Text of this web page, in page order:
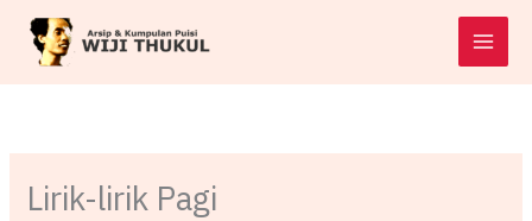
content
Lirik-lirik Pagi